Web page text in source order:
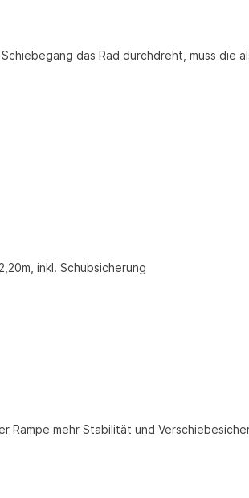
das Rad durchdreht, muss
inkl. Schubsicherung
Rampe mehr Stabilität und